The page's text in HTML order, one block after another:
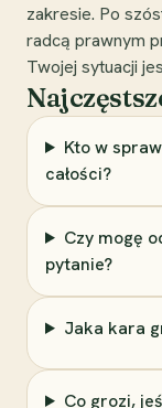
zakresie. Po
radcą prawnym
Twojej sytuacji
Kto w
całości?
Czy mogę
pytanie?
Jaka kara
Co grozi,